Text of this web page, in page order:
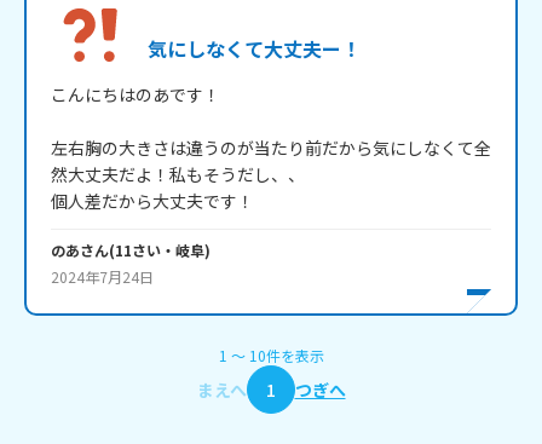
気にしなくて大丈夫ー！
こんにちはのあです！
左右胸の大きさは違うのが当たり前だから気にしなくて全
然大丈夫だよ！私もそうだし、、
個人差だから大丈夫です！
のあさん(11さい・ 岐阜)
2024年7月24日
1 〜 10件を表示
まえへ 1 つぎへ